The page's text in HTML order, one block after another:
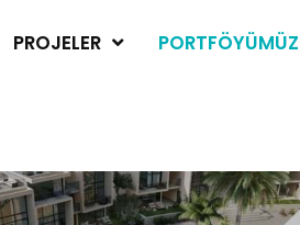
PROJELER PORTFÖYÜMÜZ